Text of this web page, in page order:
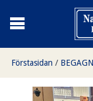
Förstasidan /
Skrivbord, bord,